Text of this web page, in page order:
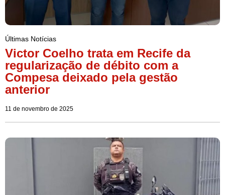
Últimas Notícias
Victor Coelho trata em Recife da
regularização de débito com a
Compesa deixado pela gestão
anterior
11 de novembro de 2025